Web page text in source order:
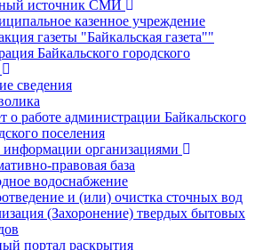
источник СМИ
казенное учреждение
газеты "Байкальская газета""
Байкальского городского
сведения
о работе администрации Байкальского
поселения
информации организациями
правовая база
водоснабжение
и (или) очистка сточных вод
(Захоронение) твердых бытовых
портал раскрытия